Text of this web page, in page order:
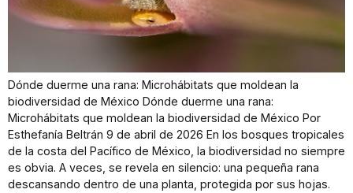
Dónde duerme una rana: Microhábitats que moldean la
biodiversidad de México Dónde duerme una rana:
Microhábitats que moldean la biodiversidad de México Por
Esthefanía Beltrán 9 de abril de 2026 En los bosques tropicales
de la costa del Pacífico de México, la biodiversidad no siempre
es obvia. A veces, se revela en silencio: una pequeña rana
descansando dentro de una planta, protegida por sus hojas.